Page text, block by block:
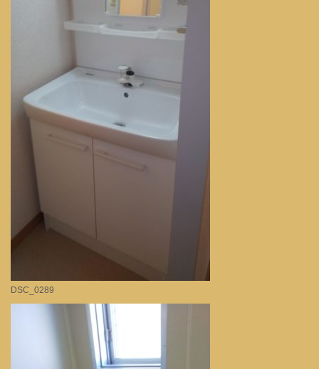
DSC_0289